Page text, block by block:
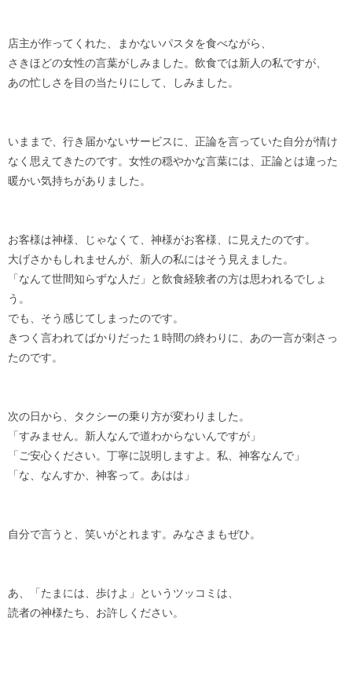
店主が作ってくれた、まかないパスタを食べながら、
さきほどの女性の言葉がしみました。飲食では新人の私ですが、
あの忙しさを目の当たりにして、しみました。
いままで、行き届かないサービスに、正論を言っていた自分が情け
なく思えてきたのです。女性の穏やかな言葉には、正論とは違った
暖かい気持ちがありました。
お客様は神様、じゃなくて、神様がお客様、に見えたのです。
大げさかもしれませんが、新人の私にはそう見えました。
「なんて世間知らずな人だ」と飲食経験者の方は思われるでしょ
う。
でも、そう感じてしまったのです。
きつく言われてばかりだった１時間の終わりに、あの一言が刺さっ
たのです。
次の日から、タクシーの乗り方が変わりました。
「すみません。新人なんで道わからないんですが」
「ご安心ください。丁寧に説明しますよ。私、神客なんで」
「な、なんすか、神客って。あはは」
自分で言うと、笑いがとれます。みなさまもぜひ。
あ、「たまには、歩けよ」というツッコミは、
読者の神様たち、お許しください。